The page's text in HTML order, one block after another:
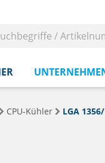
CPU-Kühler LGA